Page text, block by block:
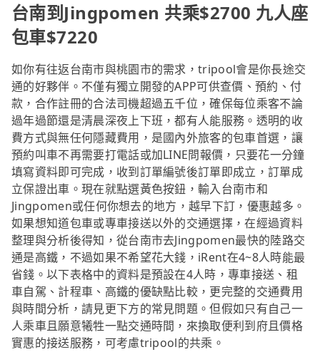
台南到Jingpomen 共乘$2700 九人座
包車$7220
如你有往返台南市與桃園市的需求，tripool會是你長途交
通的好夥伴。不僅有獨立開發的APP可供查價、預約、付
款，合作註冊的合法司機超過五千位，確保每位乘客不論
過年過節還是清晨深夜上下班，都有人能服務。透明的收
費方式與無任何隱藏費用，是國內外旅客的包車首選，讓
預約叫車不再需要打電話或加LINE問報價，只要花一分鐘
填寫資料即可完成，收到訂單編號後訂單即成立，訂單成
立保證出車。現在就點選黃色按鈕，輸入台南市和
Jingpomen或任何你想去的地方，越早下訂，優惠越多。
如果想知道包車或專車接送以外的交通選擇，在經過資料
整理與分析後得知，從台南市去Jingpomen最快的陸路交
通是高鐵，不過如果不希望花大錢，iRent在4~8人時能最
省錢。以下表格中的資料是預設在4人時，專車接送、租
車自駕、計程車、高鐵的優缺點比較，更完整的交通費用
與時間分析，請見更下方的常見問題。但假如只有自己一
人乘車且願意犧牲一點交通時間，來換取便利到府且價格
實惠的接送服務，可考慮tripool的共乘。